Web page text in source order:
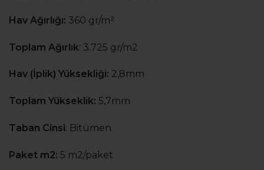
Hav Ağırlığı: 360 gr/m²
Toplam Ağırlık: 3.725 gr/m2
Hav (İplik) Yüksekliği: 2,8mm
Toplam Yükseklik: 5,7mm
Taban Cinsi: Bitümen
Paket m2: 5 m2/paket